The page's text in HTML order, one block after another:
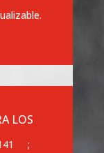
LOS
;